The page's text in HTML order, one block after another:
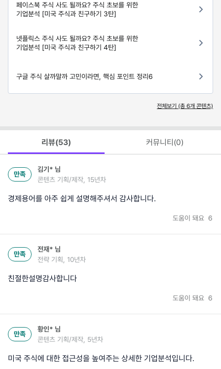
페이스북 주식 사도 될까요? 주식 초보를 위한
기업분석 [미국 주식과 친구하기 3탄]
넷플릭스 주식 사도 될까요? 주식 초보를 위한
기업분석 [미국 주식과 친구하기 4탄]
구글 주식 살까말까 고민이라면, 핵심 포인트 정리6
전체보기 (총 6개 콘텐츠)
리뷰(53) 커뮤니티(0)
만족
김기* 님
콘텐츠 기획/제작, 15년차
경제용어를 아주 쉽게 설명해주셔서 감사합니다.
도움이 돼요 6
만족
전재* 님
전략 기획, 10년차
친절한설명감사합니다
도움이 돼요 6
만족
황인* 님
콘텐츠 기획/제작, 5년차
미국 주식에 대한 접근성을 높여주는 상세한 기업분석입니다.